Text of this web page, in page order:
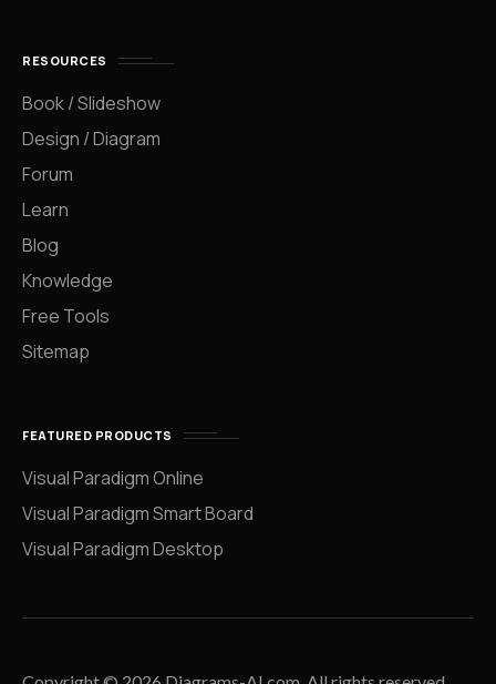
RESOURCES
Book / Slideshow
Design / Diagram
Forum
Learn
Blog
Knowledge
Free Tools
Sitemap
FEATURED PRODUCTS
Visual Paradigm Online
Visual Paradigm Smart Board
Visual Paradigm Desktop